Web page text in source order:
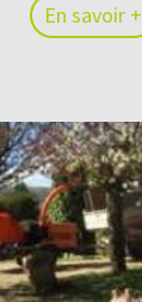
En savoir +